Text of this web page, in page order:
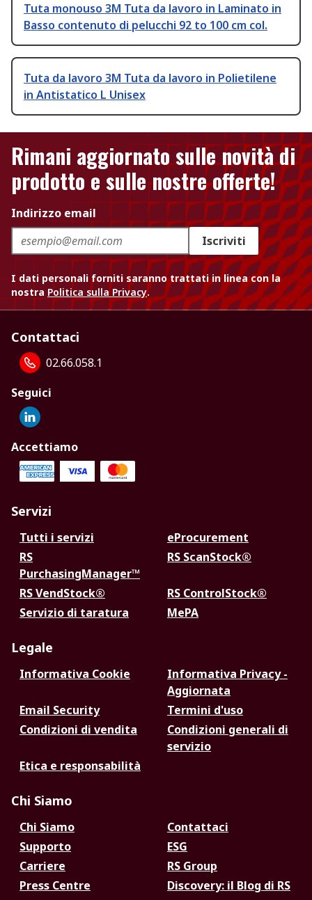
Tuta monouso 3M Tuta da lavoro in Laminato in
Basso contenuto di pelucchi 92 to 100 cm col.
Tuta da lavoro 3M Tuta da lavoro in Polietilene
in Antistatico L Unisex
Rimani aggiornato sulle novità di
prodotto e sulle nostre offerte!
Indirizzo email
Iscriviti
I dati personali forniti saranno trattati in linea con la
nostra Politica sulla Privacy.
Contattaci
02.66.058.1
Seguici
Accettiamo
Servizi
Tutti i servizi
eProcurement
RS
PurchasingManager™
RS ScanStock®
RS VendStock®
RS ControlStock®
Servizio di taratura
MePA
Legale
Informativa Cookie
Informativa Privacy -
Aggiornata
Email Security
Termini d'uso
Condizioni di vendita
Condizioni generali di
servizio
Etica e responsabilità
Chi Siamo
Chi Siamo
Contattaci
Supporto
ESG
Carriere
RS Group
Press Centre
Discovery: il Blog di RS